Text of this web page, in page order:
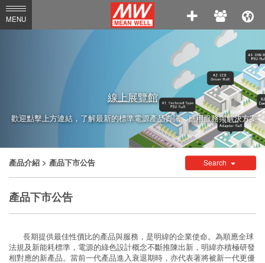
MEAN
WELL
Enterprises
Co.,
Ltd.
MENU
線上展覽館
歡迎點擊上方連結，了解最新的標準電源產品資訊、應用服務與解決方案
產品介紹 > 產品下市公告 Search
產品下市公告
長期提供最佳性價比的產品與服務，是明緯的企業使命。為順應全球
法規及新能耗標準，電源的綠色設計概念不斷推陳出新，明緯亦積極研發
相對應的新產品。當前一代產品進入衰退期時，亦代表著將被新一代更優